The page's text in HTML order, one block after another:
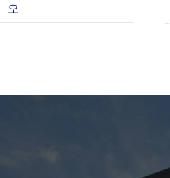
오